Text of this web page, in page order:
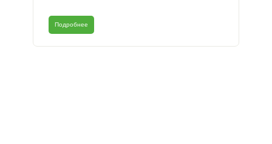
Подробнее